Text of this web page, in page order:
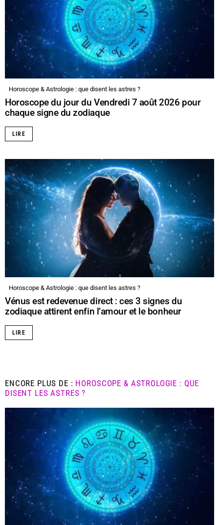
Horoscope & Astrologie : que disent les astres ?
Horoscope du jour du Vendredi 7 août 2026 pour
chaque signe du zodiaque
LIRE
Horoscope & Astrologie : que disent les astres ?
Vénus est redevenue direct : ces 3 signes du
zodiaque attirent enfin l’amour et le bonheur
LIRE
ENCORE PLUS DE : HOROSCOPE & ASTROLOGIE : QUE
DISENT LES ASTRES ?